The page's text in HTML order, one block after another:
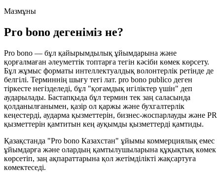
Мазмұны
Pro bono дегеніміз не?
Pro bono — бұл қайырымдылық ұйымдарына және
қорғалмаған әлеуметтік топтарға тегін кәсіби көмек көрсету.
Бұл жұмыс форматы интеллектуалдық волонтерлік ретінде де
белгілі. Терминнің шығу тегі лат. pro bono publico деген
тіркесте негізделеді, бұл "қоғамдық игіліктер үшін" деп
аударылады. Бастапқыда бұл термин тек заң саласында
қолданылғанымен, қазір ол қаржы және бухгалтерлік
кеңестерді, аударма қызметтерін, бизнес-жоспарлауды және PR
қызметтерін қамтитын кең ауқымды қызметтерді қамтиды.
Қазақстанда "Pro bono Казахстан" ұйымы коммерциялық емес
ұйымдарға және олардың қамтылушыларына құқықтық көмек
көрсетіп, заң ақпараттарына қол жетімділікті жақсартуға
көмектеседі.